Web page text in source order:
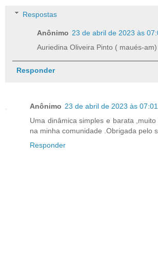
Respostas
Anônimo 23 de abril de 2023 às
Auriedina Oliveira Pinto ( maués-am)
Responder
Anônimo 23 de abril de 2023 às 07:01
Uma dinâmica simples e barata
na minha comunidade .Obrigada pelo
Responder